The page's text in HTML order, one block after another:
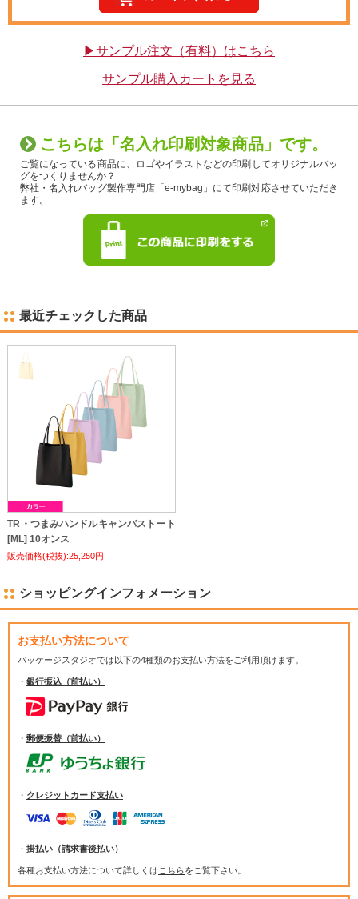
▶サンプル注文（有料）はこちら
サンプル購入カートを見る
こちらは「名入れ印刷対象商品」です。
ご覧になっている商品に、ロゴやイラストなどの印刷してオリジナルバッ
グをつくりませんか？
弊社・名入れバッグ製作専門店「e-mybag」にて印刷対応させていただき
ます。
最近チェックした商品
TR・つまみハンドルキャンバストート
[ML] 10オンス
販売価格(税抜):25,250円
ショッピングインフォメーション
お支払い方法について
パッケージスタジオでは以下の4種類のお支払い方法をご利用頂けます。
・ 銀行振込（前払い）
・ 郵便振替（前払い）
・ クレジットカード支払い
・ 掛払い（請求書後払い）
各種お支払い方法について詳しくは こちらをご覧下さい。